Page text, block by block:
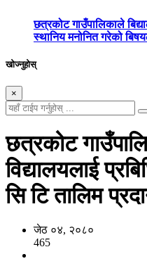
छत्रकोट गाउँपालिकाले
स्थानिय मनोनित गरेको
खोज्नुहोस्
×
छत्रकोट
विद्यालयलाई
सि टि तालिम
जेठ ०४, २०८०
465